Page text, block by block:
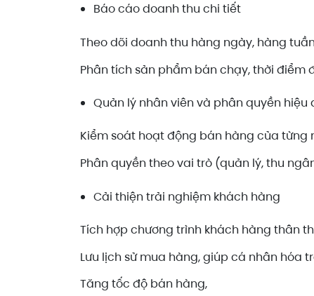
Báo cáo doanh thu chi tiết
Theo dõi doanh thu hàng ngày, hàng
Phân tích sản phẩm bán chạy, thời điểm
Quản lý nhân viên và phân quyền hiệu
Kiểm soát hoạt động bán hàng của từng
Phân quyền theo vai trò (quản lý, thu
Cải thiện trải nghiệm khách hàng
Tích hợp chương trình khách hàng thân
Lưu lịch sử mua hàng, giúp cá nhân hóa
Tăng tốc độ bán hàng,